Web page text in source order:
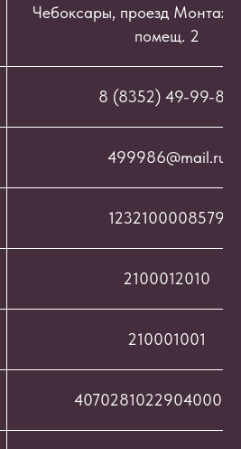
Чебоксары, проезд
помещ. 2
8 (8352) 49-99-86
499986@mail.ru
1232100008579
2100012010
210001001